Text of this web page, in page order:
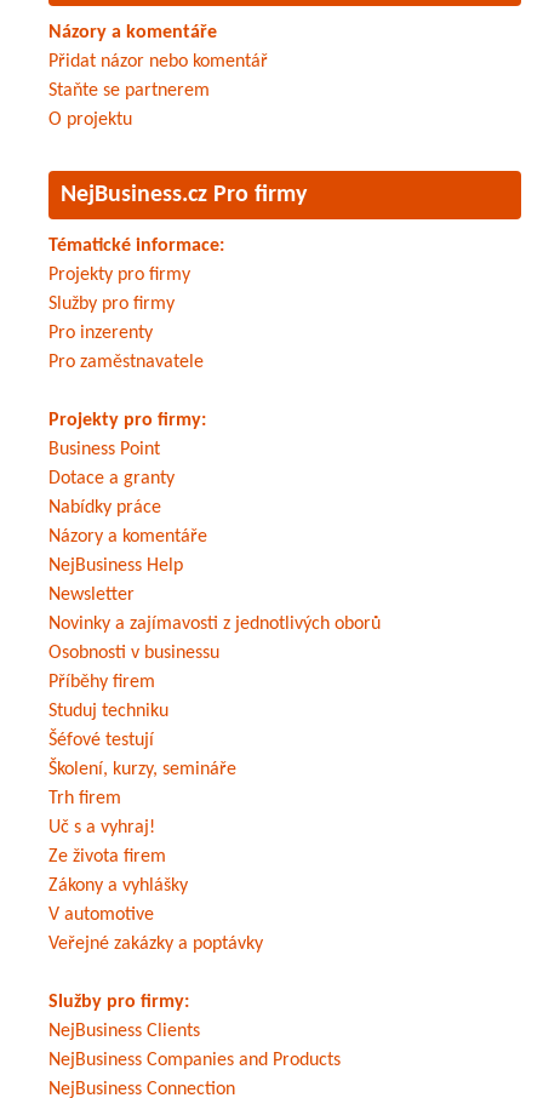
Názory a komentáře
Přidat názor nebo komentář
Staňte se partnerem
O projektu
NejBusiness.cz Pro firmy
Tématické informace:
Projekty pro firmy
Služby pro firmy
Pro inzerenty
Pro zaměstnavatele
Projekty pro firmy:
Business Point
Dotace a granty
Nabídky práce
Názory a komentáře
NejBusiness Help
Newsletter
Novinky a zajímavosti z jednotlivých oborů
Osobnosti v businessu
Příběhy firem
Studuj techniku
Šéfové testují
Školení, kurzy, semináře
Trh firem
Uč s a vyhraj!
Ze života firem
Zákony a vyhlášky
V automotive
Veřejné zakázky a poptávky
Služby pro firmy:
NejBusiness Clients
NejBusiness Companies and Products
NejBusiness Connection